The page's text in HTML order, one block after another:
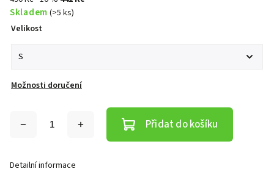
Skladem (>5 ks)
Velikost
Možnosti doručení
Přidat do košíku
Detailní informace